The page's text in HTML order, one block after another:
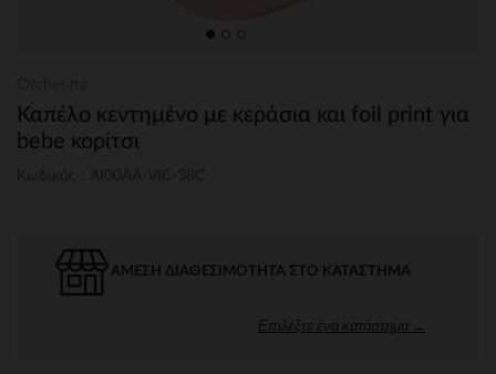
Καπέλο κεντημένο με κεράσια και foil print για
bebe κορίτσι
ΆΜΕΣΗ ΔΙΑΘΕΣΙΜΌΤΗΤΑ ΣΤΟ ΚΑΤΆΣΤΗΜΑ
Επιλέξτε ένα κατάστημα →